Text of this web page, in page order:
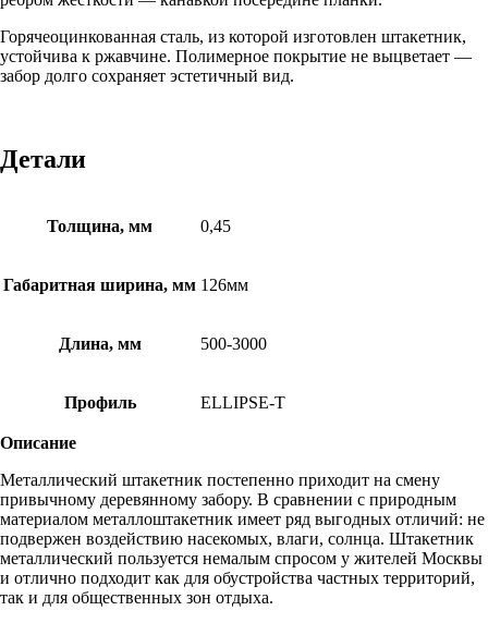
Горячеоцинкованная сталь, из которой изготовлен штакетник,
устойчива к ржавчине. Полимерное покрытие не выцветает ―
забор долго сохраняет эстетичный вид.
Детали
Толщина, мм 0,45
Габаритная ширина, мм 126мм
Длина, мм 500-3000
Профиль ELLIPSE-T
Описание
Металлический штакетник постепенно приходит на смену
привычному деревянному забору. В сравнении с природным
материалом металлоштакетник имеет ряд выгодных отличий: не
подвержен воздействию насекомых, влаги, солнца. Штакетник
металлический пользуется немалым спросом у жителей Москвы
и отлично подходит как для обустройства частных территорий,
так и для общественных зон отдыха.